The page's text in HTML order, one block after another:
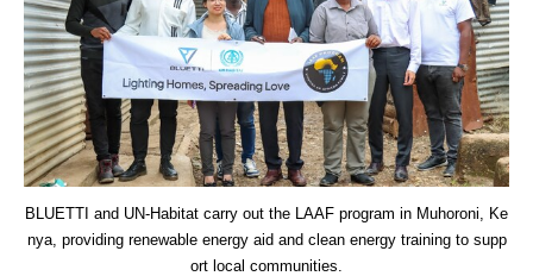
BLUETTI and UN-Habitat carry out the LAAF program in Muhoroni, Ke
nya, providing renewable energy aid and clean energy training to supp
ort local communities.